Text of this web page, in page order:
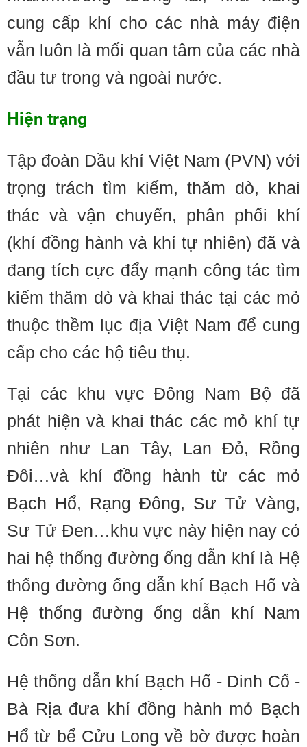
cung cấp khí cho các nhà máy điện
vẫn luôn là mối quan tâm của các nhà
đầu tư trong và ngoài nước.
Hiện trạng
Tập đoàn Dầu khí Việt Nam (PVN) với
trọng trách tìm kiếm, thăm dò, khai
thác và vận chuyển, phân phối khí
(khí đồng hành và khí tự nhiên) đã và
đang tích cực đẩy mạnh công tác tìm
kiếm thăm dò và khai thác tại các mỏ
thuộc thềm lục địa Việt Nam để cung
cấp cho các hộ tiêu thụ.
Tại các khu vực Ðông Nam Bộ đã
phát hiện và khai thác các mỏ khí tự
nhiên như Lan Tây, Lan Ðỏ, Rồng
Ðôi…và khí đồng hành từ các mỏ
Bạch Hổ, Rạng Ðông, Sư Tử Vàng,
Sư Tử Ðen…khu vực này hiện nay có
hai hệ thống đường ống dẫn khí là Hệ
thống đường ống dẫn khí Bạch Hổ và
Hệ thống đường ống dẫn khí Nam
Côn Sơn.
Hệ thống dẫn khí Bạch Hổ - Dinh Cố -
Bà Rịa đưa khí đồng hành mỏ Bạch
Hổ từ bể Cửu Long về bờ được hoàn